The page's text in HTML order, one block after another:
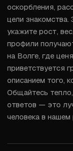
оскорбления,
цели
укажите рост,
профили
на Волге, где
приветствуется
описанием того,
Общайтесь
ответов — это
человека в нашем